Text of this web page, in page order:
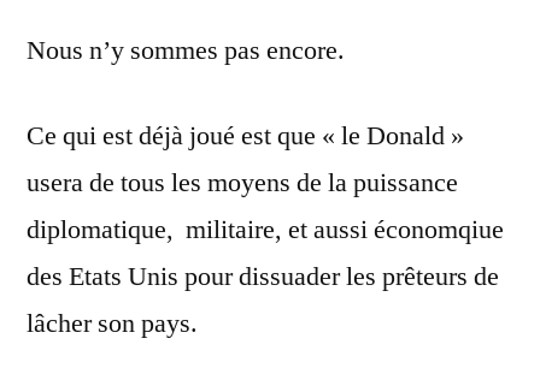
Nous n’y sommes pas encore.
Ce qui est déjà joué est que « le Donald »
usera de tous les moyens de la puissance
diplomatique, militaire, et aussi économqiue
des Etats Unis pour dissuader les prêteurs de
lâcher son pays.